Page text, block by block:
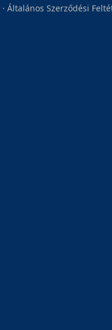
Általános Szerződési